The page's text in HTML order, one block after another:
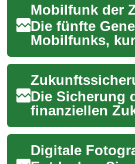
Die fünfte
Mobilfunks,
einen
Fortschritt in
Die Sicherung
finanziellen
zentrales
Menschen
Investitionen...